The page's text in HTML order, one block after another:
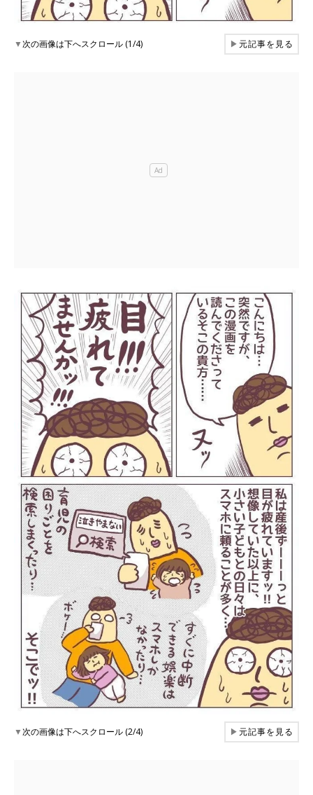
▼次の画像は下へスクロール (1/4) ▶元記事を見る
▼次の画像は下へスクロール (2/4) ▶元記事を見る